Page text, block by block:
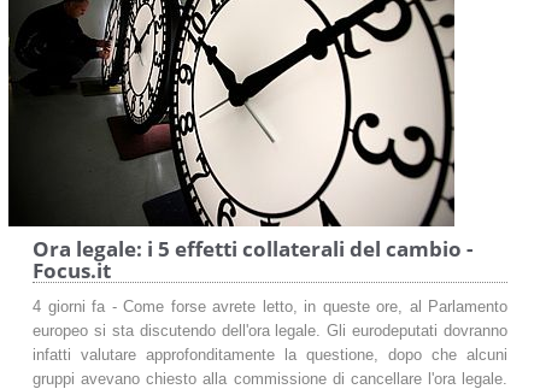
Ora legale: i 5 effetti collaterali del cambio -
Focus.it
4 giorni fa - Come forse avrete letto, in queste ore, al Parlamento
europeo si sta discutendo dell'ora legale. Gli eurodeputati dovranno
infatti valutare approfonditamente la questione, dopo che alcuni
gruppi avevano chiesto alla commissione di cancellare l'ora legale.